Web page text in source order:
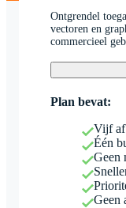
Ontgrendel
vectoren en
commercieel
Plan bevat:
Vijf
Één
Geen
Geen